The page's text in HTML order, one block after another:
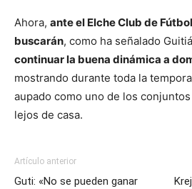
Ahora, ante el Elche Club de
buscarán, como ha señalado
continuar la buena dinámica a
mostrando durante toda la
aupado como uno de los
lejos de casa.
Artículo anterior
Guti: «No se pueden ganar